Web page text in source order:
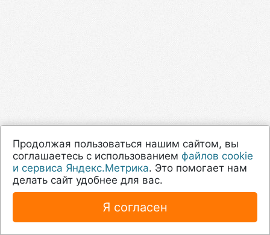
Продолжая пользоваться нашим сайтом, вы
соглашаетесь с использованием файлов cookie
и сервиса Яндекс.Метрика. Это помогает нам
делать сайт удобнее для вас.
Я согласен